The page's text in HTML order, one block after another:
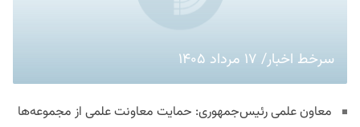
سرخط اخبار/ ۱۷ مرداد ۱۴۰۵
معاون علمی رئیس‌جمهوری: حمایت معاونت علمی از مجموعه‌ها